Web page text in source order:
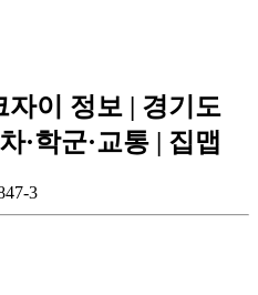
이 정보 | 경기도
·학군·교통 | 집맵
3